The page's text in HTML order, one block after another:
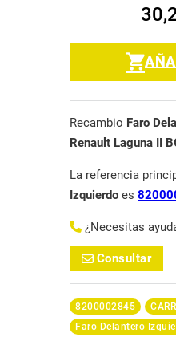
Recambio Faro
Renault Laguna II
La referencia
Izquierdo es
¿Necesitas
Consultar
8200002845
Faro Delantero